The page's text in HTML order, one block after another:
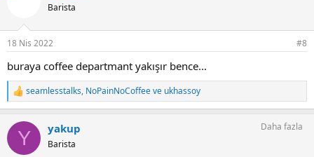
:
Barista
18 Nis 2022 #8
buraya coffee departmant yakışır bence...
T
e
k
l
seamlesstalks, NoPainNoCoffeeve ukhassoy
Y yakup
Barista
Daha fazla